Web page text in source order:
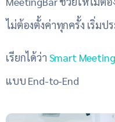
ไม่ต้องตั้งค่าทุกครั้ง เริ่มป
เรียกได้ว่า Smart
แบบ End-to-End